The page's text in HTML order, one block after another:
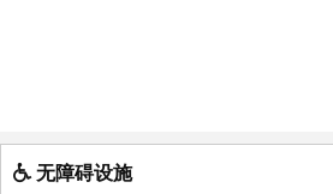
无障碍设施